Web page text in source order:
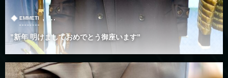
EMMETI , …
”新年 明けましておめでとう御座います”